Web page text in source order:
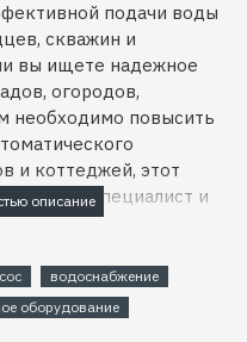
подачи воды
скважин и
вы ищете надежное
огородов,
необходимо повысить
и коттеджей, этот
Я, как специалист и
готов рассказать
водоснабжение
оборудование